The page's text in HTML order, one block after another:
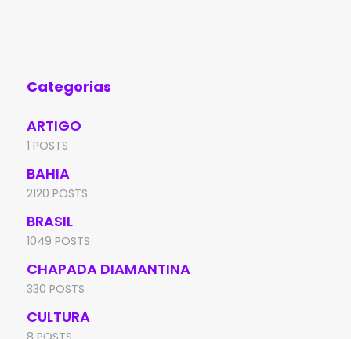
Categorias
ARTIGO
1 POSTS
BAHIA
2120 POSTS
BRASIL
1049 POSTS
CHAPADA DIAMANTINA
330 POSTS
CULTURA